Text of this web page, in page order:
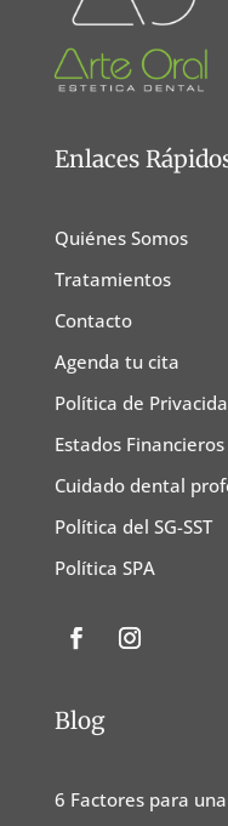
Enlaces
Quiénes Somos
Tratamientos
Contacto
Agenda tu cita
Política de
Estados Financieros
Cuidado dental
Política del SG-SST
Política SPA
Blog
6 Factores para